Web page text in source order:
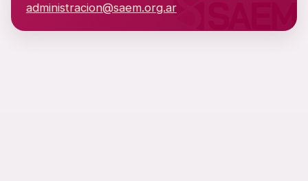
administracion@saem.org.ar